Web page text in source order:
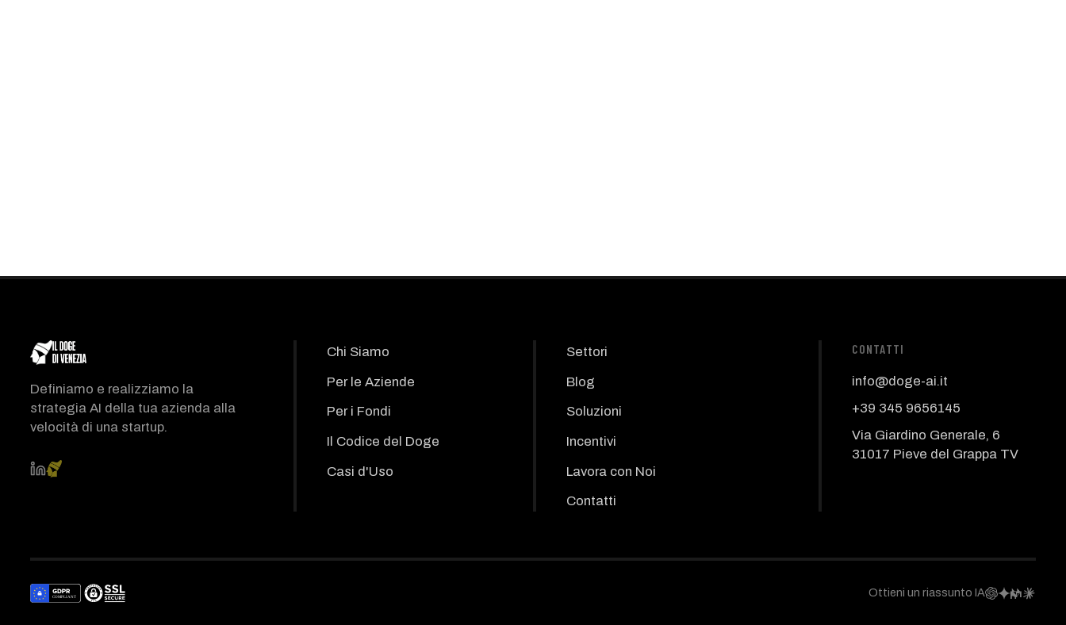
Definiamo e realizziamo la
strategia AI della tua azienda alla
velocità di una startup.
Chi Siamo
Per le Aziende
Per i Fondi
Il Codice del Doge
Casi d'Uso
Settori
Blog
Soluzioni
Incentivi
Lavora con Noi
Contatti
CONTATTI
info@doge-ai.it
+39 345 9656145
Via Giardino Generale, 6
31017 Pieve del Grappa TV
Ottieni un riassunto IA